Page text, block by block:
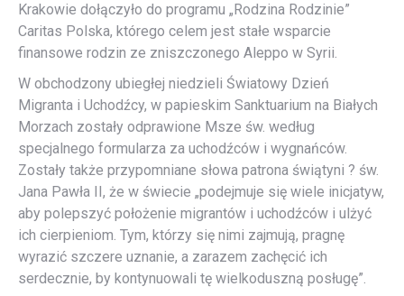
Krakowie dołączyło do programu „Rodzina Rodzinie”
Caritas Polska, którego celem jest stałe wsparcie
finansowe rodzin ze zniszczonego Aleppo w Syrii.
W obchodzony ubiegłej niedzieli Światowy Dzień
Migranta i Uchodźcy, w papieskim Sanktuarium na Białych
Morzach zostały odprawione Msze św. według
specjalnego formularza za uchodźców i wygnańców.
Zostały także przypomniane słowa patrona świątyni ? św.
Jana Pawła II, że w świecie „podejmuje się wiele inicjatyw,
aby polepszyć położenie migrantów i uchodźców i ulżyć
ich cierpieniom. Tym, którzy się nimi zajmują, pragnę
wyrazić szczere uznanie, a zarazem zachęcić ich
serdecznie, by kontynuowali tę wielkoduszną posługę”.